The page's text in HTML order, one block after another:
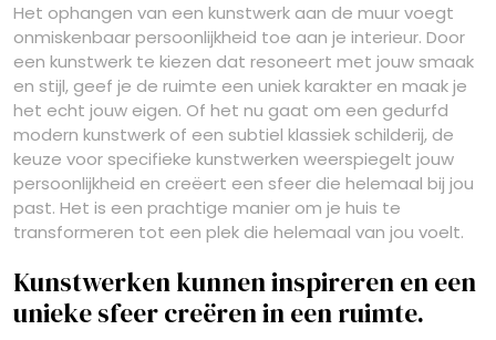
Het ophangen van een kunstwerk aan de muur voegt
onmiskenbaar persoonlijkheid toe aan je interieur. Door
een kunstwerk te kiezen dat resoneert met jouw smaak
en stijl, geef je de ruimte een uniek karakter en maak je
het echt jouw eigen. Of het nu gaat om een gedurfd
modern kunstwerk of een subtiel klassiek schilderij, de
keuze voor specifieke kunstwerken weerspiegelt jouw
persoonlijkheid en creëert een sfeer die helemaal bij jou
past. Het is een prachtige manier om je huis te
transformeren tot een plek die helemaal van jou voelt.
Kunstwerken kunnen inspireren en een
unieke sfeer creëren in een ruimte.